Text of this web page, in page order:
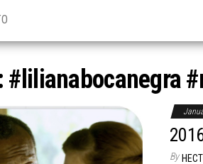
#lilianabocanegra
By